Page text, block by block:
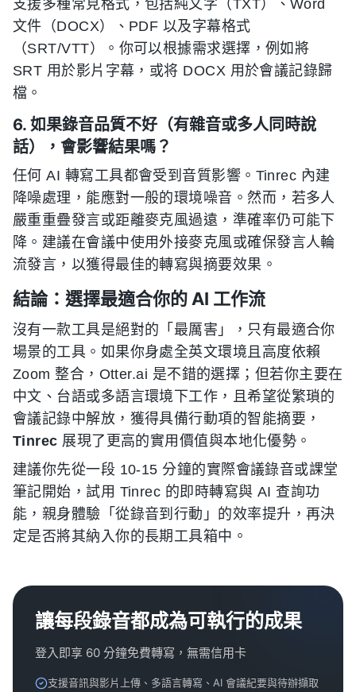
支援多種常見格式，包括純文字（TXT）、Word
文件（DOCX）、PDF 以及字幕格式
（SRT/VTT）。你可以根據需求選擇，例如將
SRT 用於影片字幕，或将 DOCX 用於會議記錄歸
檔。
6. 如果錄音品質不好（有雜音或多人同時說
話），會影響結果嗎？
任何 AI 轉寫工具都會受到音質影響。Tinrec 內建
降噪處理，能應對一般的環境噪音。然而，若多人
嚴重重疊發言或距離麥克風過遠，準確率仍可能下
降。建議在會議中使用外接麥克風或確保發言人輪
流發言，以獲得最佳的轉寫與摘要效果。
結論：選擇最適合你的 AI 工作流
沒有一款工具是絕對的「最厲害」，只有最適合你
場景的工具。如果你身處全英文環境且高度依賴
Zoom 整合，Otter.ai 是不錯的選擇；但若你主要在
中文、台語或多語言環境下工作，且希望從繁瑣的
會議記錄中解放，獲得具備行動項的智能摘要，
Tinrec 展現了更高的實用價值與本地化優勢。
建議你先從一段 10-15 分鐘的實際會議錄音或課堂
筆記開始，試用 Tinrec 的即時轉寫與 AI 查詢功
能，親身體驗「從錄音到行動」的效率提升，再決
定是否將其納入你的長期工具箱中。
讓每段錄音都成為可執行的成果
登入即享 60 分鐘免費轉寫，無需信用卡
支援音訊與影片上傳、多語言轉寫、AI 會議紀要與待辦擷取